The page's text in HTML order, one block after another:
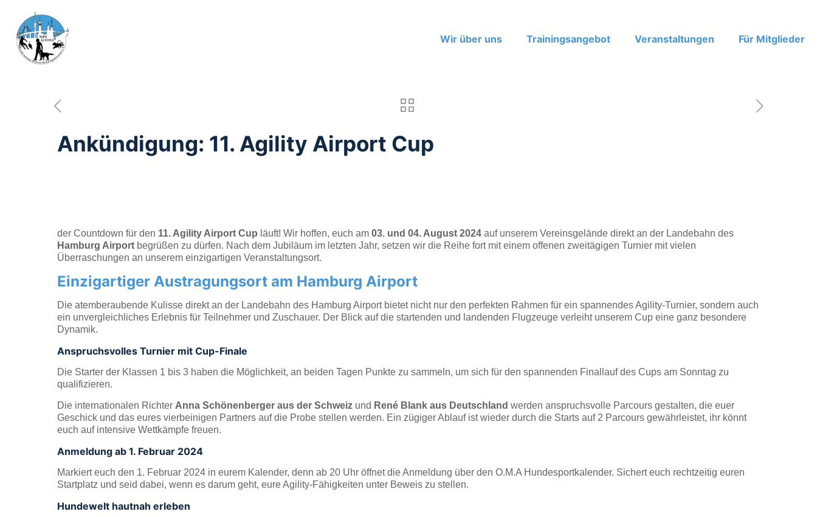
Wir über uns Trainingsangebot Veranstaltungen Für Mitglieder
Ankündigung: 11. Agility Airport Cup
der Countdown für den 11. Agility Airport Cup läuft! Wir hoffen, euch am 03. und 04. August 2024auf unserem Vereinsgelände direkt an der Landebahn des
Hamburg Airportbegrüßen zu dürfen. Nach dem Jubiläum im letzten Jahr, setzen wir die Reihe fort mit einem offenen zweitägigen Turnier mit vielen
Überraschungen an unserem einzigartigen Veranstaltungsort.
Einzigartiger Austragungsort am Hamburg Airport
Die atemberaubende Kulisse direkt an der Landebahn des Hamburg Airport bietet nicht nur den perfekten Rahmen für ein spannendes Agility-Turnier, sondern auch
ein unvergleichliches Erlebnis für Teilnehmer und Zuschauer. Der Blick auf die startenden und landenden Flugzeuge verleiht unserem Cup eine ganz besondere
Dynamik.
Anspruchsvolles Turnier mit Cup-Finale
Die Starter der Klassen 1 bis 3 haben die Möglichkeit, an beiden Tagen Punkte zu sammeln, um sich für den spannenden Finallauf des Cups am Sonntag zu
qualifizieren.
Die internationalen Richter Anna Schönenberger aus der Schweiz und René Blank aus Deutschland werden anspruchsvolle Parcours gestalten, die euer
Geschick und das eures vierbeinigen Partners auf die Probe stellen werden. Ein zügiger Ablauf ist wieder durch die Starts auf 2 Parcours gewährleistet, ihr könnt
euch auf intensive Wettkämpfe freuen.
Anmeldung ab 1. Februar 2024
Markiert euch den 1. Februar 2024 in eurem Kalender, denn ab 20 Uhr öffnet die Anmeldung über den O.M.A Hundesportkalender. Sichert euch rechtzeitig euren
Startplatz und seid dabei, wenn es darum geht, eure Agility-Fähigkeiten unter Beweis zu stellen.
Hundewelt hautnah erleben